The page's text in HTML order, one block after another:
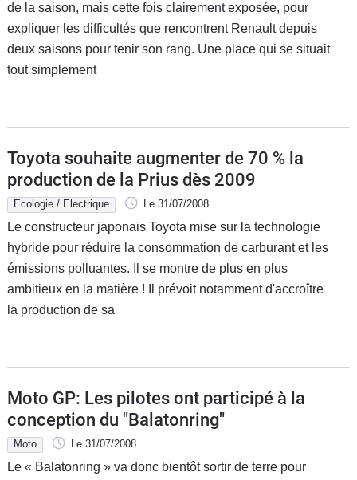
de la saison, mais cette fois clairement exposée, pour
expliquer les difficultés que rencontrent Renault depuis
deux saisons pour tenir son rang. Une place qui se situait
tout simplement
Toyota souhaite augmenter de 70 % la
production de la Prius dès 2009
Ecologie / Electrique Le 31/07/2008
Le constructeur japonais Toyota mise sur la technologie
hybride pour réduire la consommation de carburant et les
émissions polluantes. Il se montre de plus en plus
ambitieux en la matière ! Il prévoit notamment d'accroître
la production de sa
Moto GP: Les pilotes ont participé à la
conception du "Balatonring"
Moto Le 31/07/2008
Le « Balatonring » va donc bientôt sortir de terre pour